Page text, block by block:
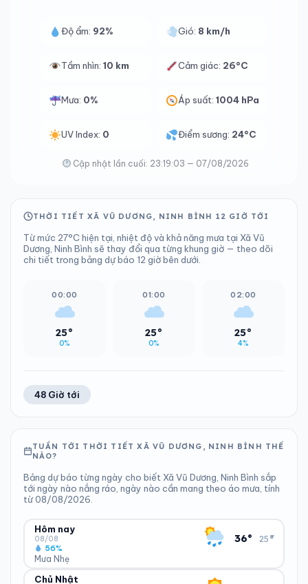
Độ ẩm: 92% Gió: 8 km/h
Tầm nhìn: 10 km Cảm giác: 26°C
Mưa: 0% Áp suất:1004 hPa
UV Index: 0 Điểm sương: 24°C
Cập nhật lần cuối: 23:19:03 — 07/08/2026
THỜI TIẾT XÃ VŨ DƯƠNG, NINH BÌNH 12 GIỜ TỚI
Từ mức 27°C hiện tại, nhiệt độ và khả năng mưa tại Xã Vũ
Dương, Ninh Bình sẽ thay đổi qua từng khung giờ — theo dõi
chi tiết trong bảng dự báo 12 giờ bên dưới.
00:00
25°
0%
01:00
25°
0%
02:00
25°
4%
48 Giờ tới
TUẦN TỚI THỜI TIẾT XÃ VŨ DƯƠNG, NINH BÌNH THẾ
NÀO?
Bảng dự báo từng ngày cho biết Xã Vũ Dương, Ninh Bình sắp
tới ngày nào nắng ráo, ngày nào cần mang theo áo mưa, tính
từ 08/08/2026.
Hôm nay
08/08
Mưa Nhẹ
56%
36° 25°
▾
ĐỘ ẨM
Chủ Nhật